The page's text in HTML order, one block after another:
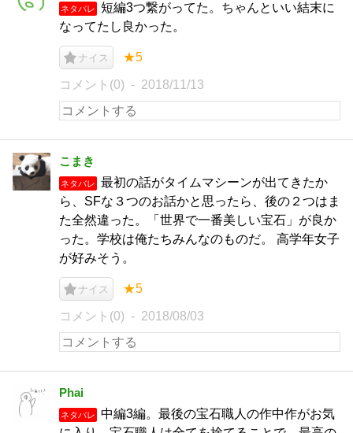
ネタバレ
短編3つ繋がってた。ちゃんといい結末に
なってたし良かった。
ナイス ★5
コメント(0) 2018/11/13
こまき
ネタバレ
最初の話がタイムマシーンが出てきたか
ら、SFな３つのお話かと思ったら、後の２つはま
た全然違った。「世界で一番美しい宝石」が良か
った。学校は俺たちみんなのものだ。 高学年女子
が好みそう。
ナイス ★5
コメント(0) 2018/08/03
Phai
ネタバレ
中編3編。最後の宝石職人の作中作がお気